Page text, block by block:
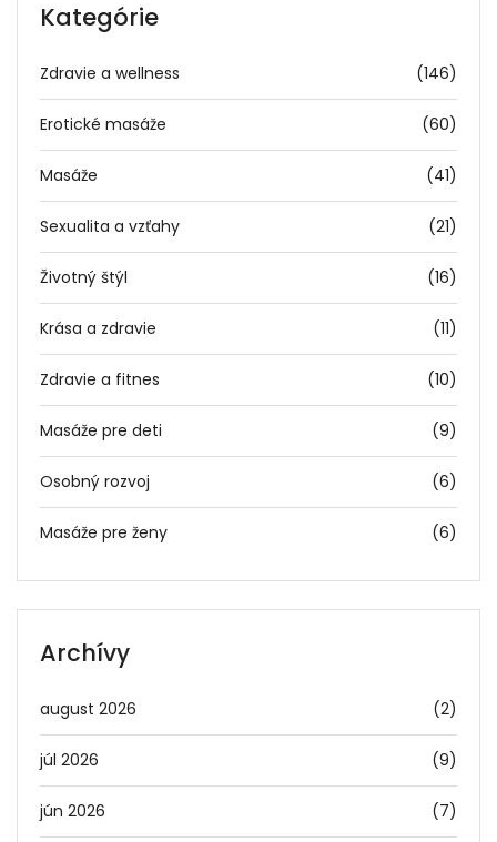
Kategórie
Zdravie a wellness (146)
Erotické masáže (60)
Masáže (41)
Sexualita a vzťahy (21)
Životný štýl (16)
Krása a zdravie (11)
Zdravie a fitnes (10)
Masáže pre deti (9)
Osobný rozvoj (6)
Masáže pre ženy (6)
Archívy
august 2026 (2)
júl 2026 (9)
jún 2026 (7)